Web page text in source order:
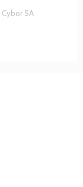
Cybor SA